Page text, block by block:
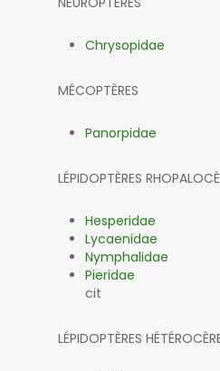
Chrysopidae 1
MÉCOPTÈRES
Panorpidae 2
LÉPIDOPTÈRES
Hesperidae
6
Lycaenidae
5
Nymphalidae
Pieridae
3
cit
LÉPIDOPTÈRES